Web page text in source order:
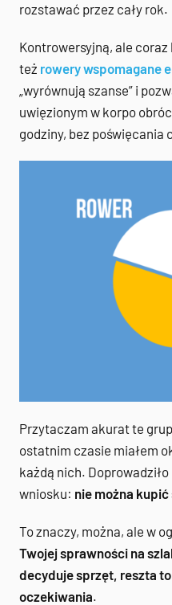
rozstawać przez cały rok.
Kontrowersyjną, ale
też rowery wspomagane
„wyrównują szanse” i
uwięzionym w korpo
godziny, bez poświęcania
Przytaczam akurat te
ostatnim czasie miałem
każdą nich.
wniosku: nie można
To znaczy, można, ale w
Twojej sprawności na
decyduje sprzęt, reszta
oczekiwania.